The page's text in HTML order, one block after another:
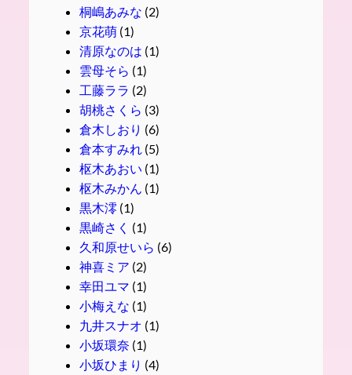
桐嶋あみな (2)
京花萌(1)
清原なのは (1)
雲母そら (1)
工藤ララ (2)
胡桃さくら (3)
倉木しおり (6)
倉本すみれ (5)
枢木あおい (1)
枢木みかん (1)
黒木澪 (1)
黒崎さく (1)
久和原せいら (6)
神喜ミア (2)
幸田ユマ (1)
小梅えな (1)
九井スナオ (1)
小坂環奈 (1)
小坂ひまり (4)